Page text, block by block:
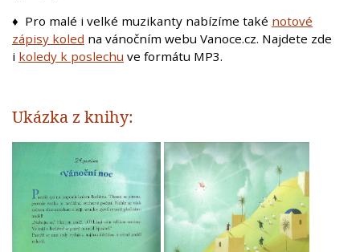
♦ Pro malé i velké muzikanty nabízíme také notové
zápisy koled na vánočním webu Vanoce.cz. Najdete zde
i koledy k poslechu ve formátu MP3.
Ukázka z knihy: